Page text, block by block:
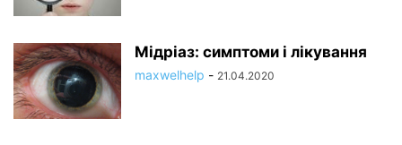
Мідріаз: симптоми і лікування
maxwelhelp - 21.04.2020